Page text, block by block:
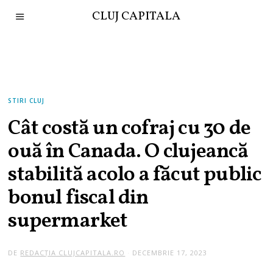
CLUJ CAPITALA
STIRI CLUJ
Cât costă un cofraj cu 30 de
ouă în Canada. O clujeancă
stabilită acolo a făcut public
bonul fiscal din
supermarket
DE REDACȚIA CLUJCAPITALA.RO DECEMBRIE 17, 2023